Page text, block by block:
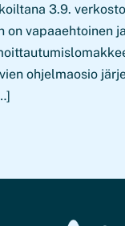
3.9.
on vapaaehtoinen
ohjelmaosio